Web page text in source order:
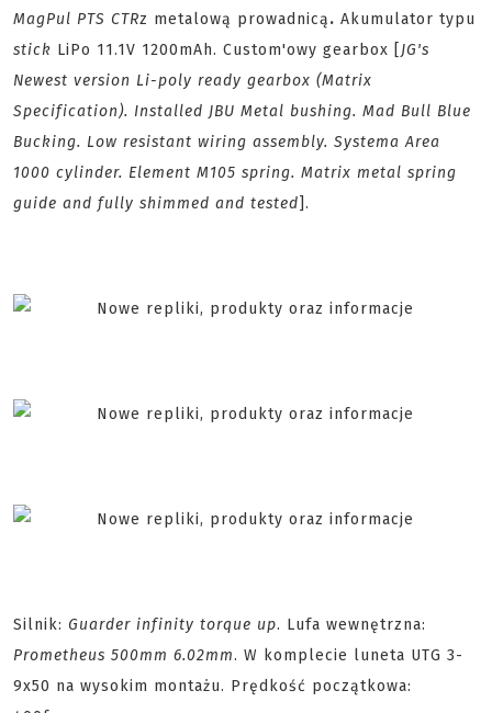
MagPul PTS CTRz metalową prowadnicą. Akumulator typu
stick LiPo 11.1V 1200mAh. Custom'owy gearbox [ JG's
Newest version Li-poly ready gearbox (Matrix
Specification). Installed JBU Metal bushing. Mad Bull Blue
Bucking. Low resistant wiring assembly. Systema Area
1000 cylinder. Element M105 spring. Matrix metal spring
guide and fully shimmed and tested].
Silnik: Guarder infinity torque up. Lufa wewnętrzna:
Prometheus 500mm 6.02mm. W komplecie luneta UTG 3-
9x50 na wysokim montażu. Prędkość początkowa: